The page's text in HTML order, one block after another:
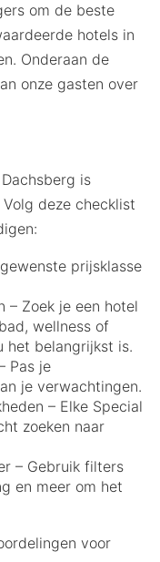
om de beste
hotels in
Onderaan de
onze gasten over
is
deze checklist
prijsklasse
– Zoek je een hotel
wellness of
het belangrijkst is.
Pas je
je verwachtingen.
– Elke Special
zoeken naar
– Gebruik filters
en meer om het
voor